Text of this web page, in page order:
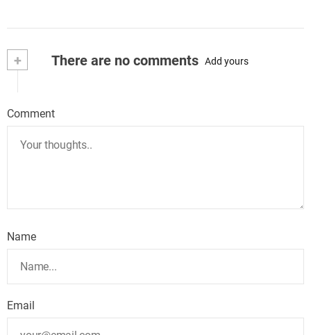
+ There are no comments Add yours
Comment
Name
Email